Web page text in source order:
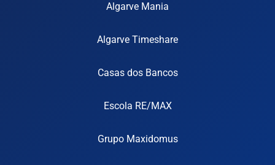
Algarve Mania
Algarve Timeshare
Casas dos Bancos
Escola RE/MAX
Grupo Maxidomus